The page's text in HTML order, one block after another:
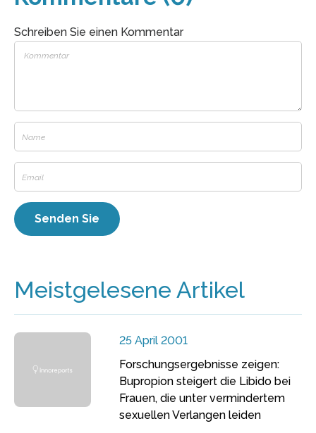
Schreiben Sie einen Kommentar
Meistgelesene Artikel
25 April 2001
Forschungsergebnisse zeigen:
Bupropion steigert die Libido bei
Frauen, die unter vermindertem
sexuellen Verlangen leiden